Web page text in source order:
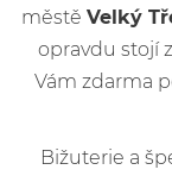
městě Velký
opravdu stojí
Vám zdarma
Bižuterie a